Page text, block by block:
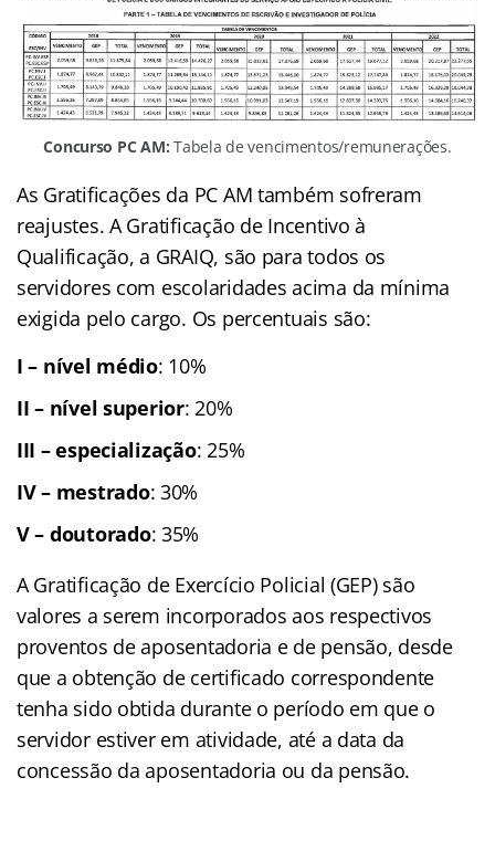
Concurso PC AM: Tabela de vencimentos/remunerações.
As Gratificações da PC AM também sofreram
reajustes. A Gratificação de Incentivo à
Qualificação, a GRAIQ, são para todos os
servidores com escolaridades acima da mínima
exigida pelo cargo. Os percentuais são:
I – nível médio: 10%
II – nível superior: 20%
III – especialização: 25%
IV – mestrado: 30%
V – doutorado: 35%
A Gratificação de Exercício Policial (GEP) são
valores a serem incorporados aos respectivos
proventos de aposentadoria e de pensão, desde
que a obtenção de certificado correspondente
tenha sido obtida durante o período em que o
servidor estiver em atividade, até a data da
concessão da aposentadoria ou da pensão.